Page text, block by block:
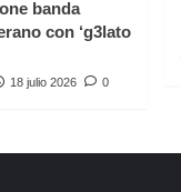
banda
con ‘g3lato
18 julio 2026 0